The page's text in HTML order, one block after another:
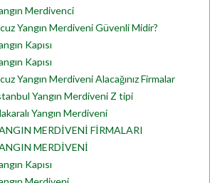
Merdivenci
Yangın Merdiveni Güvenli Midir?
Kapısı
Kapısı
Yangın Merdiveni Alacağınız Firmalar
Yangın Merdiveni Z tipi
Yangın Merdiveni
MERDİVENİ FİRMALARI
MERDİVENİ
Kapısı